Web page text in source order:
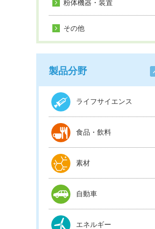
粉体機器・装置
その他
製品分野
ライフサイエンス
食品・飲料
素材
自動車
エネルギー